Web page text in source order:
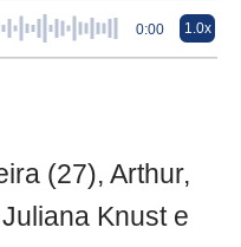
0:00 1.0x
(27), Arthur,
Knust e